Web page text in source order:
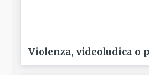
Violenza, videoludica o